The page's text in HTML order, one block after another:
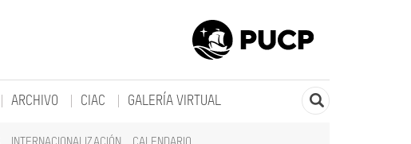
ARCHIVO CIAC GALERÍA VIRTUAL